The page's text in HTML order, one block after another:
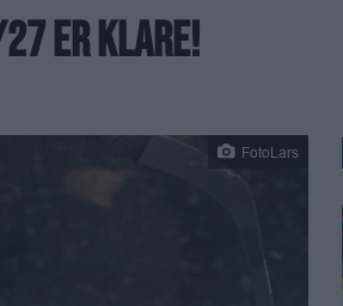
ER KLARE!
FotoLars